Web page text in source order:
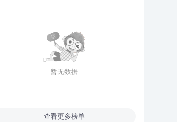
暂无数据
查看更多榜单